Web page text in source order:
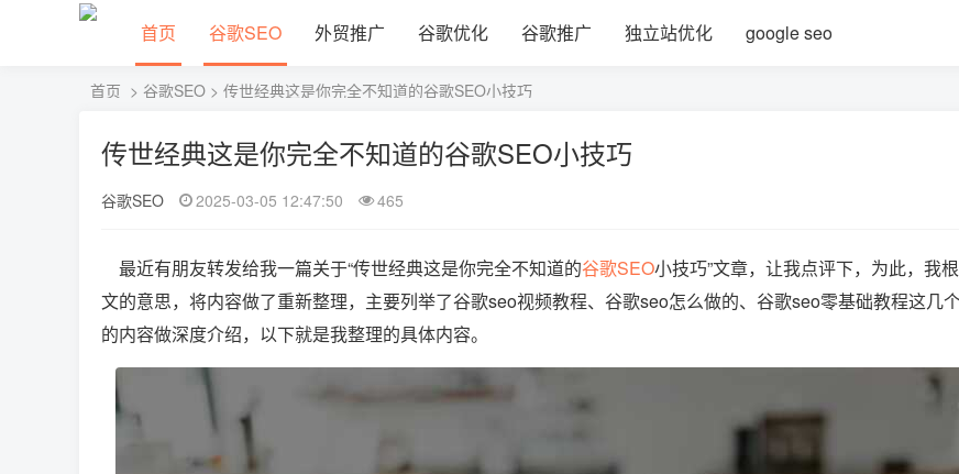
首页 谷歌SEO 外贸推广 谷歌优化 谷歌推广 独立站优化 google seo
首页 > 谷歌SEO > 传世经典这是你完全不知道的谷歌SEO小技巧
传世经典这是你完全不知道的谷歌SEO小技巧
谷歌SEO 2025-03-05 12:47:50 465
最近有朋友转发给我一篇关于“传世经典这是你完全不知道的谷歌SEO小技巧”文章，让我点评下，为此，我
文的意思，将内容做了重新整理，主要列举了谷歌seo视频教程、谷歌seo怎么做的、谷歌seo零基础教程这几
的内容做深度介绍，以下就是我整理的具体内容。